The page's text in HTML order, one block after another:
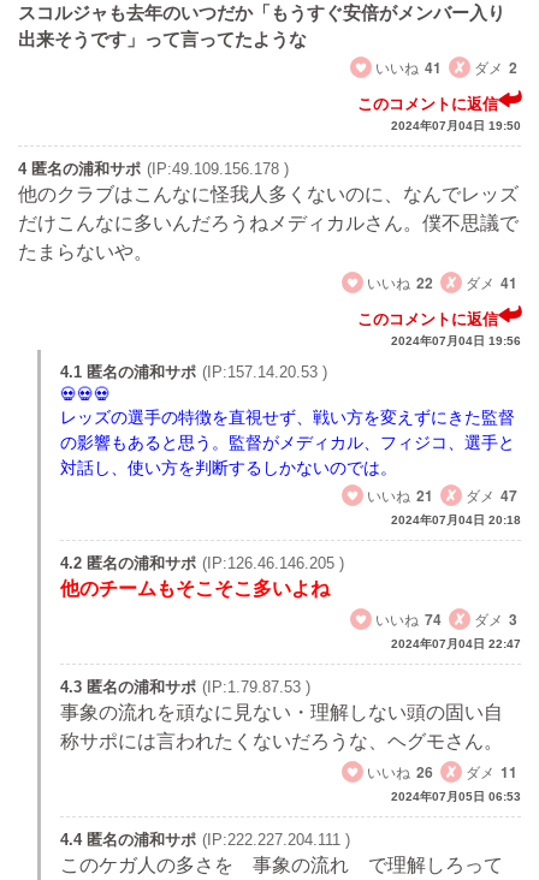
スコルジャも去年のいつだか「もうすぐ安倍がメンバー入り
出来そうです」って言ってたような
いいね 41 ダメ 2
このコメントに返信
2024年07月04日 19:50
4 匿名の浦和サポ (IP:49.109.156.178 )
他のクラブはこんなに怪我人多くないのに、なんでレッズ
だけこんなに多いんだろうねメディカルさん。僕不思議で
たまらないや。
いいね 22 ダメ 41
このコメントに返信
2024年07月04日 19:56
4.1 匿名の浦和サポ (IP:157.14.20.53 )
レッズの選手の特徴を直視せず、戦い方を変えずにきた監督
の影響もあると思う。監督がメディカル、フィジコ、選手と
対話し、使い方を判断するしかないのでは。
いいね 21 ダメ 47
2024年07月04日 20:18
4.2 匿名の浦和サポ (IP:126.46.146.205 )
他のチームもそこそこ多いよね
いいね 74 ダメ 3
2024年07月04日 22:47
4.3 匿名の浦和サポ (IP:1.79.87.53 )
事象の流れを頑なに見ない・理解しない頭の固い自
称サポには言われたくないだろうな、ヘグモさん。
いいね 26 ダメ 11
2024年07月05日 06:53
4.4 匿名の浦和サポ (IP:222.227.204.111 )
このケガ人の多さを 事象の流れ で理解しろって